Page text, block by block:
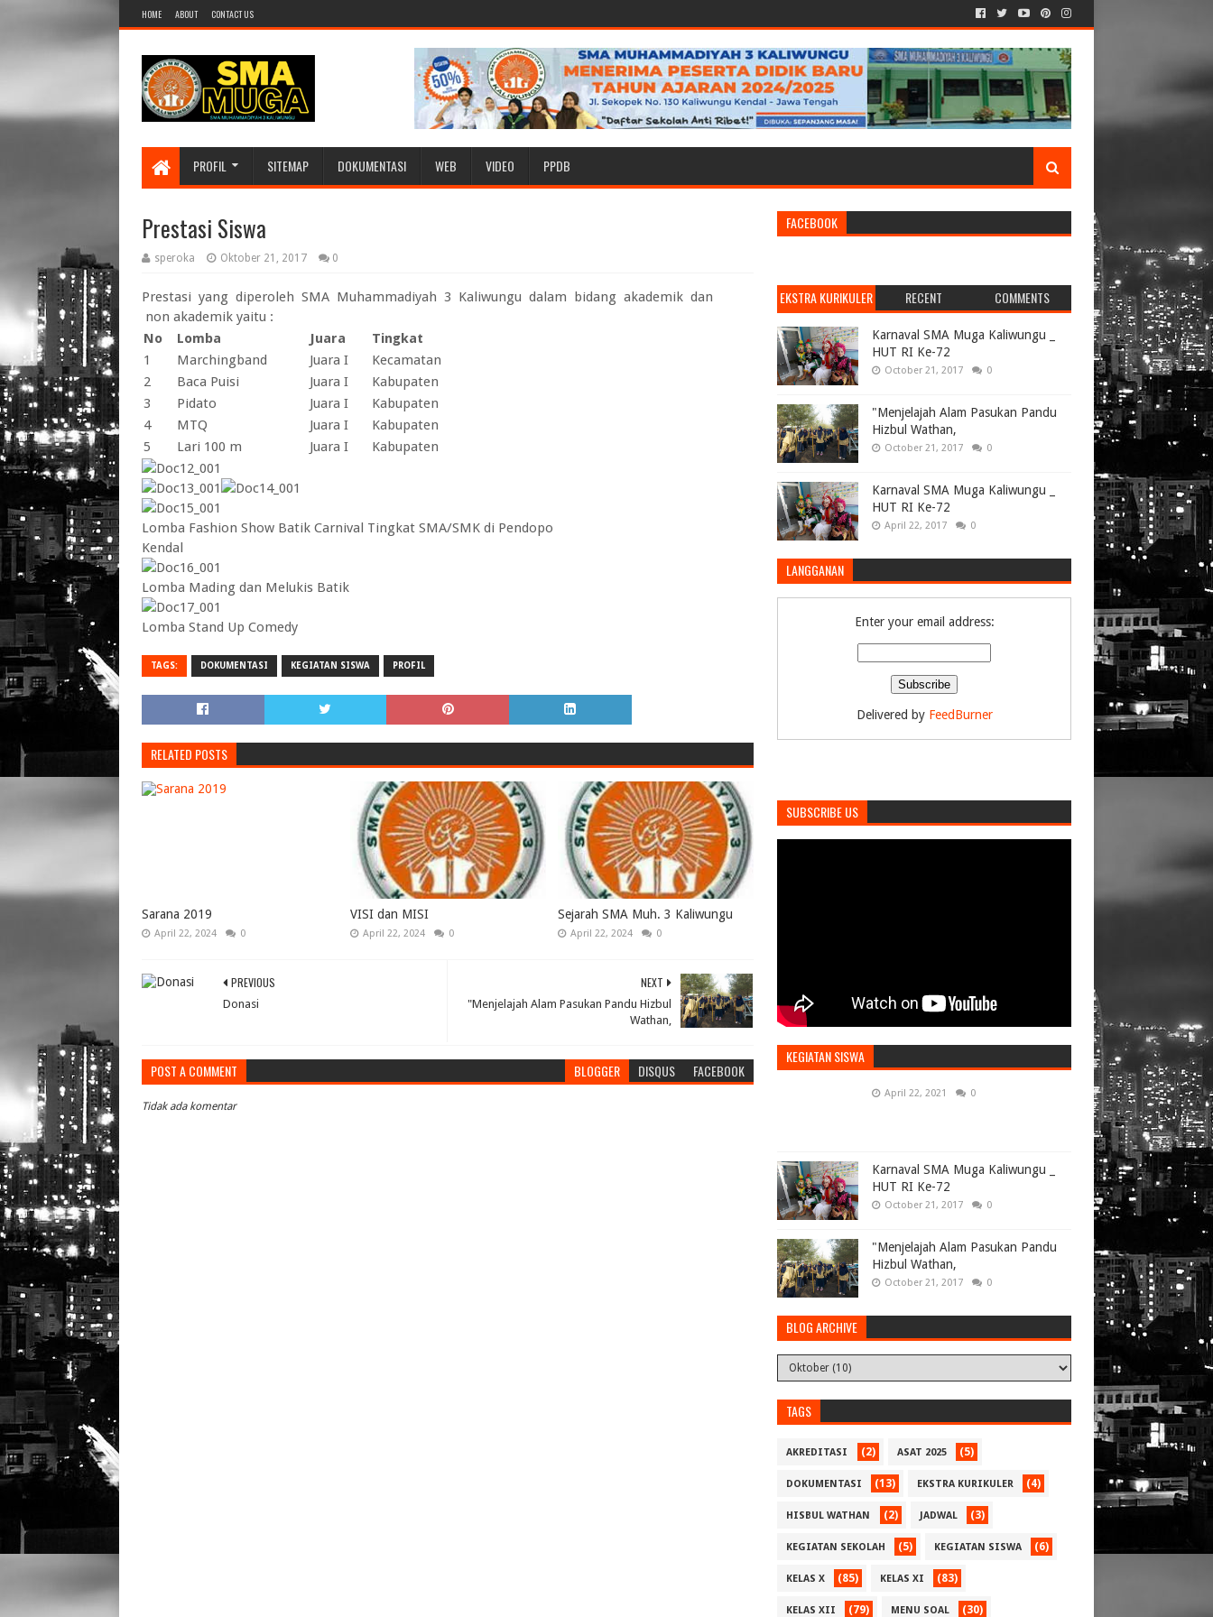
HOME ABOUT CONTACT US
PROFIL SITEMAP DOKUMENTASI WEB VIDEO PPDB
Prestasi Siswa
speroka Oktober 21, 2017 0
Prestasi yang diperoleh SMA Muhammadiyah 3 Kaliwungu dalam bidang akademik dan
non akademik yaitu :
No
Lomba Juara
Tingkat
1
Marchingband Juara I
Kecamatan
2
Baca Puisi Juara I
Kabupaten
3
Pidato Juara I
Kabupaten
4
MTQ Juara I
Kabupaten
5
Lari 100 m Juara I Kabupaten
Lomba Fashion Show Batik Carnival Tingkat SMA/SMK di Pendopo
Kendal
Lomba Mading dan Melukis Batik
Lomba Stand Up Comedy
TAGS: DOKUMENTASI KEGIATAN SISWA PROFIL
RELATED POSTS
Sarana 2019
April 22, 2024 0
VISI dan MISI
April 22, 2024 0
Sejarah SMA Muh. 3 Kaliwungu
April 22, 2024 0
NEXT
"Menjelajah Alam Pasukan Pandu Hizbul
Wathan,
PREVIOUS
Donasi
POST A COMMENT BLOGGER DISQUS FACEBOOK
Tidak ada komentar
FACEBOOK
EKSTRA KURIKULER RECENT COMMENTS
Karnaval SMA Muga Kaliwungu _
HUT RI Ke-72
October 21, 2017 0
"Menjelajah Alam Pasukan Pandu
Hizbul Wathan,
October 21, 2017 0
Karnaval SMA Muga Kaliwungu _
HUT RI Ke-72
April 22, 2017 0
LANGGANAN
Enter your email address:
Delivered by FeedBurner
SUBSCRIBE US
KEGIATAN SISWA
April 22, 2021 0
Karnaval SMA Muga Kaliwungu _
HUT RI Ke-72
October 21, 2017 0
"Menjelajah Alam Pasukan Pandu
Hizbul Wathan,
October 21, 2017 0
BLOG ARCHIVE
TAGS
AKREDITASI (2) ASAT 2025 (5)
DOKUMENTASI (13) EKSTRA KURIKULER (4)
HISBUL WATHAN (2) JADWAL (3)
KEGIATAN SEKOLAH (5) KEGIATAN SISWA (6)
KELAS X (85) KELAS XI (83)
KELAS XII (79) MENU SOAL (30)